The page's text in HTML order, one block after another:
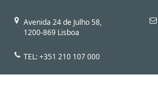
Avenida 24 de Julho 58,
1200-869 Lisboa
TEL: +351 210 107 000